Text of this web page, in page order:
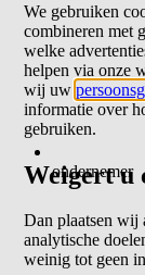
ondernemer
We gebruiken
combineren met
welke
helpen via onze
wij uw
informatie over
gebruiken.
Weigert u
Dan plaatsen wij
analytische
weinig tot geen